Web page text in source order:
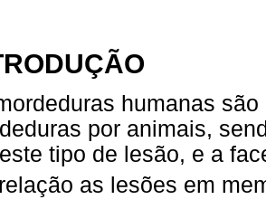
humanas
por animais,
tipo de lesão, e a
as lesões em